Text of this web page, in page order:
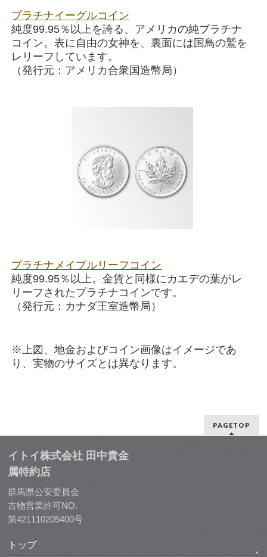
プラチナイーグルコイン
純度99.95％以上を誇る、アメリカの純プラチナ
コイン。表に自由の女神を、裏面には国鳥の鷲を
レリーフしています。
（発行元：アメリカ合衆国造幣局）
プラチナメイプルリーフコイン
純度99.95％以上。金貨と同様にカエデの葉がレ
リーフされたプラチナコインです。
（発行元：カナダ王室造幣局）
※上図、地金およびコイン画像はイメージであ
り、実物のサイズとは異なります。
PAGETOP
イトイ株式会社 田中貴金
属特約店
群馬県公安委員会
古物営業許可NO.
第421110205400号
トップ